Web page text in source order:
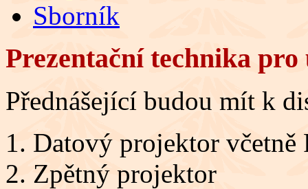
Sborník
Prezentační technika
Přednášející budou mít k
Datový projektor včetně
Zpětný projektor